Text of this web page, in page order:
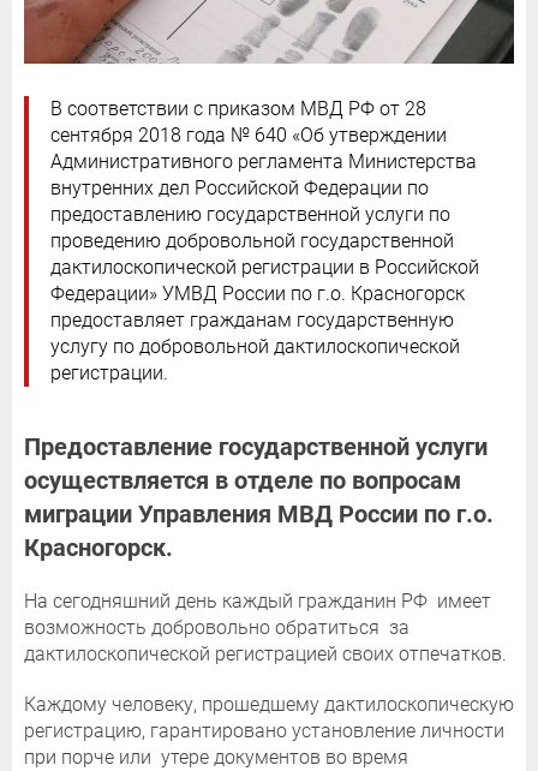
В соответствии с приказом МВД РФ от 28
сентября 2018 года № 640 «Об утверждении
Административного регламента Министерства
внутренних дел Российской Федерации по
предоставлению государственной услуги по
проведению добровольной государственной
дактилоскопической регистрации в Российской
Федерации» УМВД России по г.о. Красногорск
предоставляет гражданам государственную
услугу по добровольной дактилоскопической
регистрации.
Предоставление государственной услуги
осуществляется в отделе по вопросам
миграции Управления МВД России по г.о.
Красногорск.
На сегодняшний день каждый гражданин РФ имеет
возможность добровольно обратиться за
дактилоскопической регистрацией своих отпечатков.
Каждому человеку, прошедшему дактилоскопическую
регистрацию, гарантировано установление личности
при порче или утере документов во время